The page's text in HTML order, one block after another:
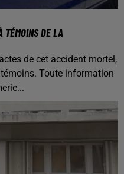
TÉMOINS DE LA
de cet accident mortel,
Toute information